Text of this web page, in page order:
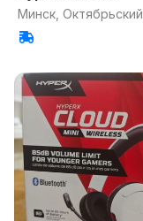
Минск, Октябрьский